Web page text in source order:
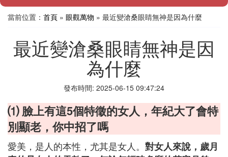
當前位置： 首頁 » 眼觀萬物 » 最近變滄桑眼睛無神是因為什麼
最近變滄桑眼睛無神是因
為什麼
發布時間: 2025-06-15 09:47:24
⑴ 臉上有這5個特徵的女人，年紀大了會特
別顯老，你中招了嗎
愛美，是人的本性，尤其是女人。 對女人來說，歲月